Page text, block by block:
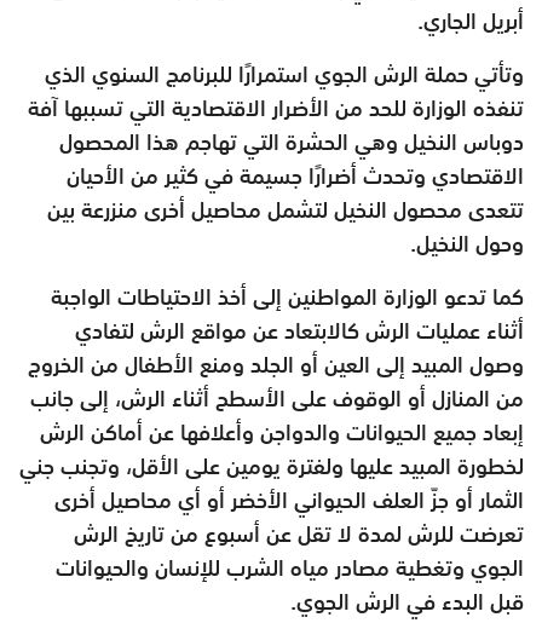
أبريل الجاري.
وتأتي حملة الرش الجوي استمرارًا للبرنامج السنوي الذي
تنفذه الوزارة للحد من الأضرار الاقتصادية التي تسببها آفة
دوباس النخيل وهي الحشرة التي تهاجم هذا المحصول
الاقتصادي وتحدث أضرارًا جسيمة في كثير من الأحيان
تتعدى محصول النخيل لتشمل محاصيل أخرى منزرعة بين
وحول النخيل.
كما تدعو الوزارة المواطنين إلى أخذ الاحتياطات الواجبة
أثناء عمليات الرش كالابتعاد عن مواقع الرش لتفادي
وصول المبيد إلى العين أو الجلد ومنع الأطفال من الخروج
من المنازل أو الوقوف على الأسطح أثناء الرش، إلى جانب
إبعاد جميع الحيوانات والدواجن وأعلافها عن أماكن الرش
لخطورة المبيد عليها ولفترة يومين على الأقل، وتجنب جني
الثمار أو جزّ العلف الحيواني الأخضر أو أي محاصيل أخرى
تعرضت للرش لمدة لا تقل عن أسبوع من تاريخ الرش
الجوي وتغطية مصادر مياه الشرب للإنسان والحيوانات
قبل البدء في الرش الجوي.